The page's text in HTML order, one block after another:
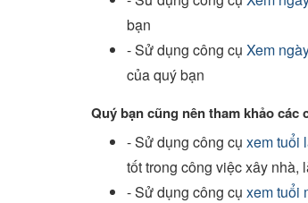
bạn
- Sử dụng công cụ Xem
của quý bạn
Quý bạn cũng nên tham khảo các
- Sử dụng công cụ xem tuổi
tốt trong công việc xây nhà,
- Sử dụng công cụ xem tuổi